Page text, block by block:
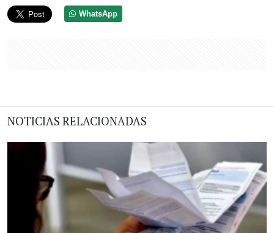
WhatsApp
NOTICIAS RELACIONADAS